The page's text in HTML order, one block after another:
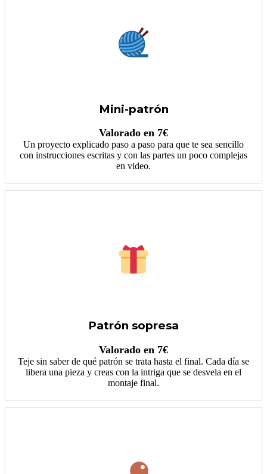
Mini-patrón
Valorado en 7€
Un proyecto explicado paso a paso para que te sea sencillo
con instrucciones escritas y con las partes un poco complejas
en video.
Patrón sopresa
Valorado en 7€
Teje sin saber de qué patrón se trata hasta el final. Cada día se
libera una pieza y creas con la intriga que se desvela en el
montaje final.